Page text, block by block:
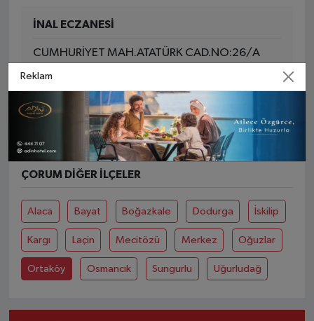
İNAL ECZANESİ
CUMHURİYET MAH.ATATÜRK CAD.NO:26/A
ÇORUM DIĞER İLÇELER
Alaca Bayat Boğazkale Dodurga İskilip
Kargı Laçin Mecitözü Merkez Oğuzlar
Ortaköy Osmancık Sungurlu Uğurludağ
Reklam